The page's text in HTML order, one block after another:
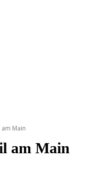
am Main
am Main